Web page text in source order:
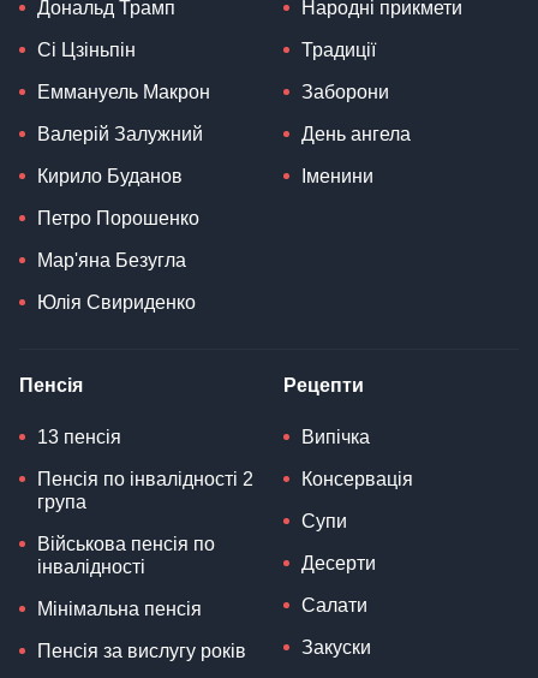
Дональд Трамп
Сі Цзіньпін
Еммануель Макрон
Валерій Залужний
Кирило Буданов
Петро Порошенко
Мар'яна Безугла
Юлія Свириденко
Народні прикмети
Традиції
Заборони
День ангела
Іменини
Пенсія
13 пенсія
Пенсія по інвалідності 2
група
Військова пенсія по
інвалідності
Мінімальна пенсія
Пенсія за вислугу років
Рецепти
Випічка
Консервація
Супи
Десерти
Салати
Закуски